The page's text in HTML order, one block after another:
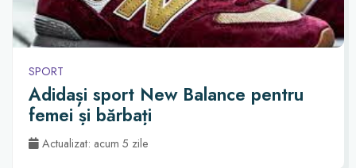
SPORT
Adidași sport New Balance pentru
femei și bărbați
Actualizat: acum 5 zile